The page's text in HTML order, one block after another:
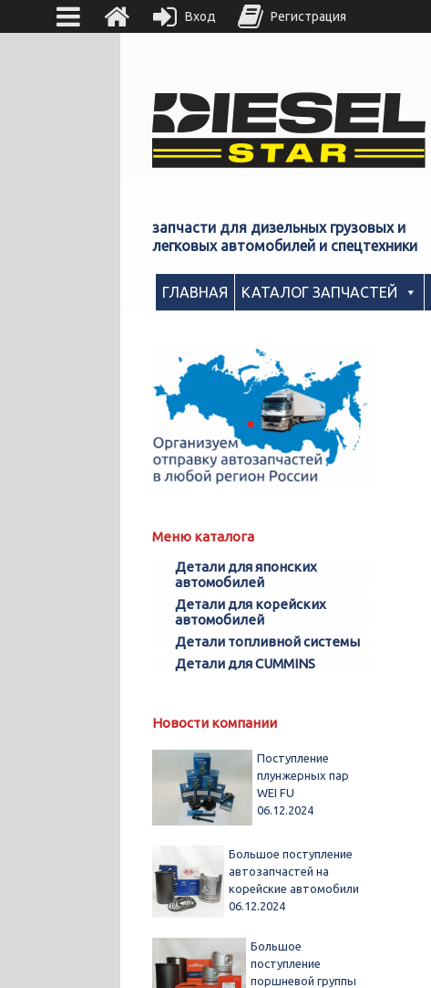
запчасти для дизельных грузовых и
легковых автомобилей и спецтехники
ГЛАВНАЯ КАТАЛОГ ЗАПЧАСТЕЙ
Меню каталога
Детали для японских
автомобилей
Детали для корейских
автомобилей
Детали топливной системы
Детали для CUMMINS
Новости компании
Поступление
плунжерных пар
WEI FU
06.12.2024
Большое поступление
автозапчастей на
корейские автомобили
06.12.2024
Большое
поступление
поршневой группы
Вход Регистрация